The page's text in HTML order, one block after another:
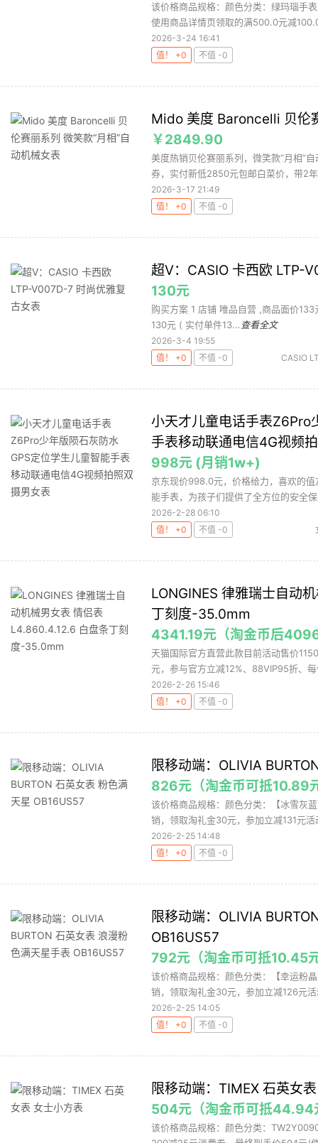
该价格商品规格：颜色分类：绿玛瑙手
使用商品详情页领取的满500.0元减
2026-3-24 16:41
值！ +0
不值 -0
Mido 美度 Baroncelli 贝伦
￥2849.90
美度热销贝伦赛丽系列，微笑款“月相”
券，实付新低2850元包邮白菜价，带2
2026-3-17 21:49
值！ +0
不值 -0
超V：CASIO 卡西欧 LTP-
130元
购买方案 1 店铺 唯品自营 ,商品面价
130元 ( 实付单件13... 查看全文
2026-3-4 19:55
值！ +0
不值 -0 CASIO
小天才儿童电话手表Z6Pro
手表移动联通电信4G视频
998元 (月销1w+)
京东现价998.0元，价格给力，喜欢的
能手表，为孩子们提供了全方位的安全
2026-2-28 06:10
值！ +0
不值 -0
LONGINES 律雅瑞士自动
丁刻度-35.0mm
4341.19元（淘金币后
天猫国际官方直营此款目前活动售价
元，参与官方立减12%、88VIP95折、
2026-2-26 15:46
值！ +0
不值 -0
限移动端：OLIVIA
826元（淘金币可抵10.89
该价格商品规格：颜色分类：【冰雪灰
销，领取淘礼金30元，参加立减131元
2026-2-25 14:48
值！ +0
不值 -0
限移动端：OLIVIA
OB16US57
792元（淘金币可抵10.45
该价格商品规格：颜色分类：【幸运粉
销，领取淘礼金30元，参加立减126元
2026-2-25 14:05
值！ +0
不值 -0
限移动端：TIMEX 石英女
504元（淘金币可抵44.94
该价格商品规格：颜色分类：